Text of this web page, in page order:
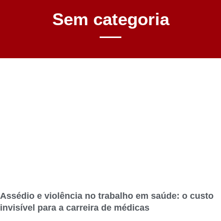
Sem categoria
Assédio e violência no trabalho em saúde: o custo
invisível para a carreira de médicas